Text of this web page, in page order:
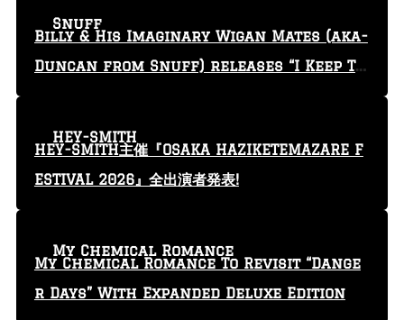
Billy & His Imaginary Wigan Mates (aka-
Duncan from Snuff) releases “I Keep Tr
Snuff
HEY-SMITH主催『OSAKA HAZIKETEMAZARE F
ESTIVAL 2026』全出演者発表!
HEY-SMITH
My Chemical Romance To Revisit “Dange
r Days” With Expanded Deluxe Edition
My Chemical Romance